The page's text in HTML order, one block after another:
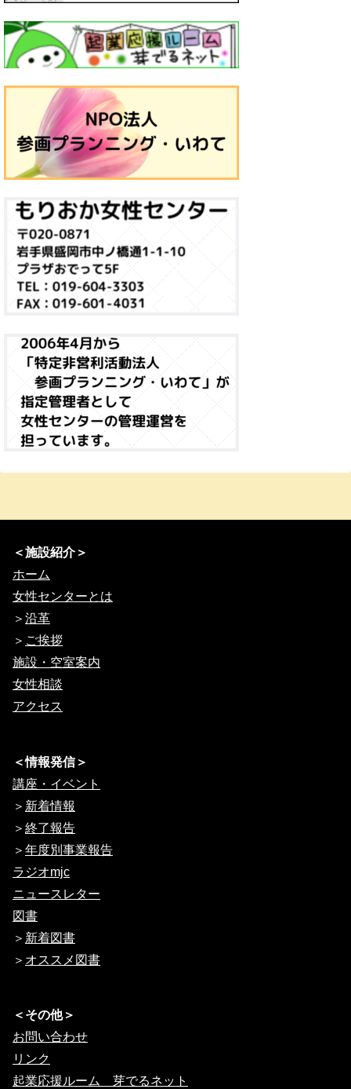
＜施設紹介＞
ホーム
女性センターとは
＞ 沿革
＞ ご挨拶
施設・空室案内
女性相談
アクセス
＜情報発信＞
講座・イベント
＞ 新着情報
＞ 終了報告
＞ 年度別事業報告
ラジオmjc
ニュースレター
図書
＞ 新着図書
＞ オススメ図書
＜その他＞
お問い合わせ
リンク
起業応援ルーム 芽でるネット